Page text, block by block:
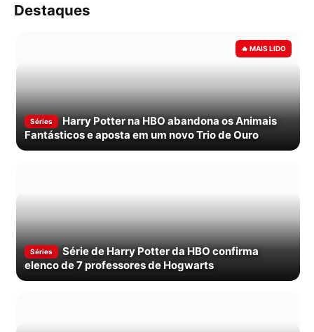
Destaques
Séries
Harry Potter na HBO abandona os Animais
Fantásticos e aposta em um novo Trio de Ouro
Séries
Série de Harry Potter da HBO confirma
elenco de 7 professores de Hogwarts